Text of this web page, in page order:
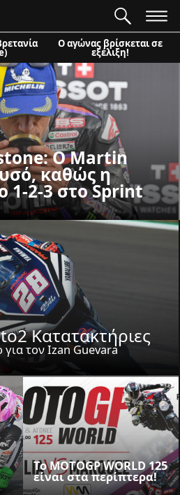
Ο αγώνας βρίσκεται σε
εξέλιξη!
Ο Martin
καθώς η
1-2-3 στο Sprint
Κατατακτήριες
τον Izan Guevara
To MOTOGP WORLD 125
είναι στα περίπτερα!